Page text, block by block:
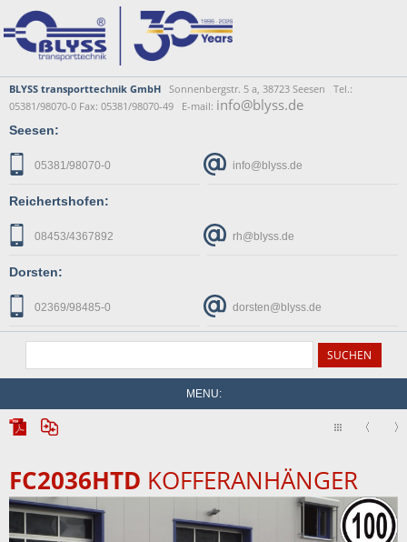
BLYSS transporttechnik GmbH Sonnenbergstr. 5 a, 38723 Seesen Tel.:
05381/98070-0 Fax: 05381/98070-49 E-mail: info@blyss.de
Seesen:
05381/98070-0 info@blyss.de
Reichertshofen:
08453/4367892 rh@blyss.de
Dorsten:
02369/98485-0 dorsten@blyss.de
MENU:
FC2036HTD KOFFERANHÄNGER